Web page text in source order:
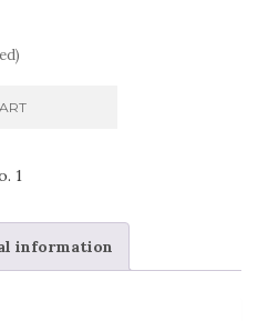
1
information